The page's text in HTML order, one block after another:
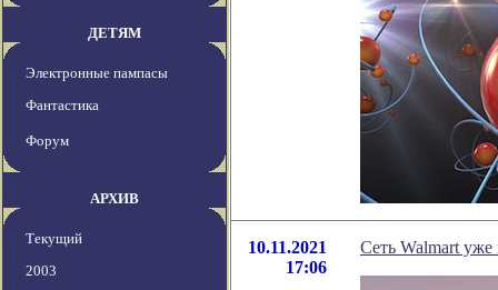
ДЕТЯМ
Электронные пампасы
Фантастика
Форум
АРХИВ
Текущий
2003
10.11.2021
17:06
Сеть Walmart